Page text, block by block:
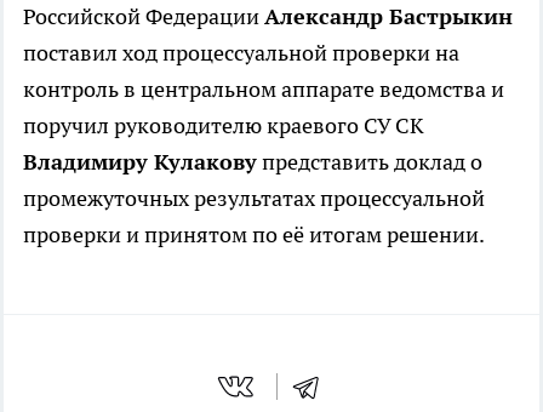
Российской ФедерацииАлександр Бастрыкин
поставил ход процессуальной проверки на
контроль в центральном аппарате ведомства и
поручил руководителю краевого СУ СК
Владимиру Кулаковупредставить доклад о
промежуточных результатах процессуальной
проверки и принятом по её итогам решении.